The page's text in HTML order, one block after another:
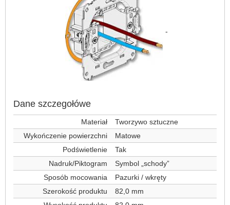
-
Dane szczegołówe
Materiał
Tworzywo sztuczne
Wykończenie powierzchni
Matowe
Podświetlenie
Tak
Nadruk/Piktogram
Symbol „schody”
Sposób mocowania
Pazurki / wkręty
Szerokość produktu
82,0 mm